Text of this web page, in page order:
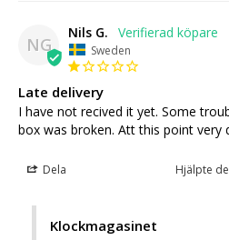
NG
Nils G.
Sweden
Late delivery
I have not recived it yet. Some
box was broken. Att this point very
Dela Hjälpte
Klockmagasinet